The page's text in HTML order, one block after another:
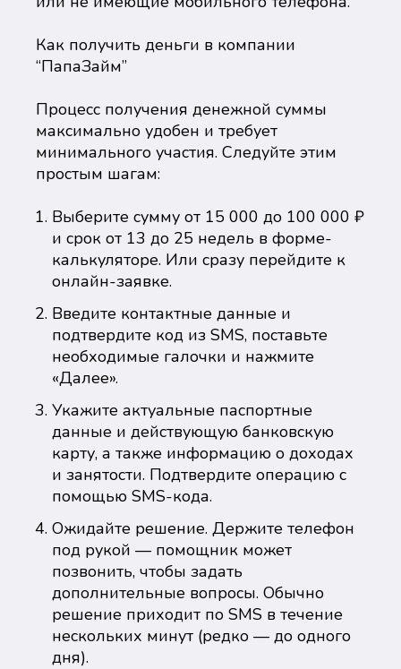
Как получить деньги в компании
“ПапаЗайм”
Процесс получения денежной суммы
максимально удобен и требует
минимального участия. Следуйте этим
простым шагам:
Выберите сумму от 15 000 до 100 000 ₽
и срок от 13 до 25 недель в форме-
калькуляторе. Или сразу перейдите к
онлайн-заявке.
Введите контактные данные и
подтвердите код из SMS, поставьте
необходимые галочки и нажмите
«Далее».
Укажите актуальные паспортные
данные и действующую банковскую
карту, а также информацию о доходах
и занятости. Подтвердите операцию с
помощью SMS-кода.
Ожидайте решение. Держите телефон
под рукой — помощник может
позвонить, чтобы задать
дополнительные вопросы. Обычно
решение приходит по SMS в течение
нескольких минут (редко — до одного
дня).